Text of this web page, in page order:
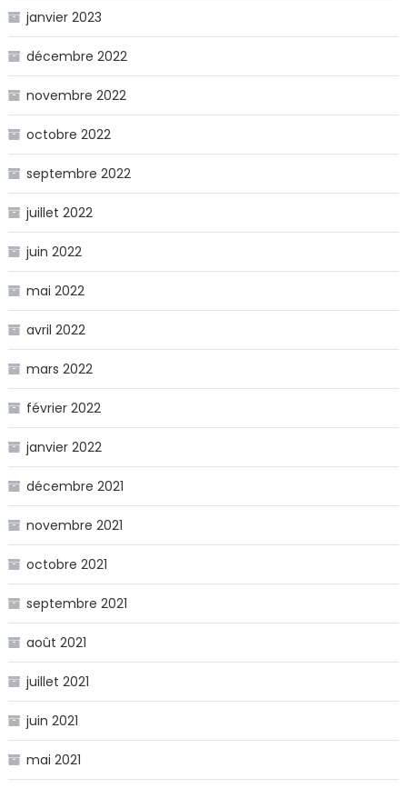
janvier 2023
décembre 2022
novembre 2022
octobre 2022
septembre 2022
juillet 2022
juin 2022
mai 2022
avril 2022
mars 2022
février 2022
janvier 2022
décembre 2021
novembre 2021
octobre 2021
septembre 2021
août 2021
juillet 2021
juin 2021
mai 2021